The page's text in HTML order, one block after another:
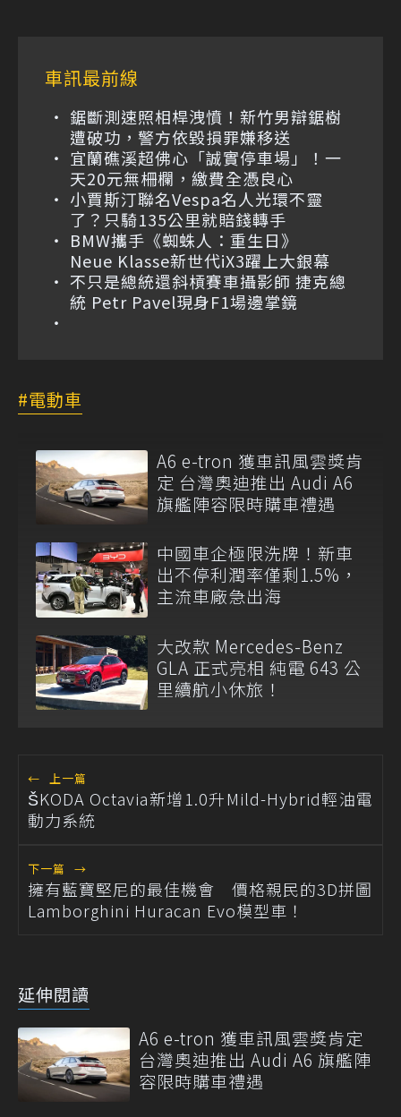
車訊最前線
鋸斷測速照相桿洩憤！新竹男辯鋸樹
遭破功，警方依毀損罪嫌移送
宜蘭礁溪超佛心「誠實停車場」！一
天20元無柵欄，繳費全憑良心
小賈斯汀聯名Vespa名人光環不靈
了？只騎135公里就賠錢轉手
BMW攜手《蜘蛛人：重生日》
Neue Klasse新世代iX3躍上大銀幕
不只是總統還斜槓賽車攝影師 捷克總
統 Petr Pavel現身F1場邊掌鏡
電動車
A6 e-tron 獲車訊風雲獎肯
定 台灣奧迪推出 Audi A6
旗艦陣容限時購車禮遇
中國車企極限洗牌！新車
出不停利潤率僅剩1.5%，
主流車廠急出海
大改款 Mercedes-Benz
GLA 正式亮相 純電 643 公
里續航小休旅！
← 上一篇
ŠKODA Octavia新增1.0升Mild-Hybrid輕油電
動力系統
下一篇 →
擁有藍寶堅尼的最佳機會 價格親民的3D拼圖
Lamborghini Huracan Evo模型車！
延伸閱讀
A6 e-tron 獲車訊風雲獎肯定
台灣奧迪推出 Audi A6 旗艦陣
容限時購車禮遇